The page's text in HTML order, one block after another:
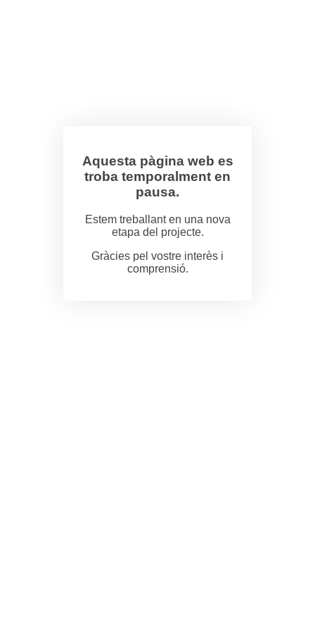
Aquesta pàgina web es
troba temporalment en
pausa.
Estem treballant en una nova
etapa del projecte.
Gràcies pel vostre interès i
comprensió.